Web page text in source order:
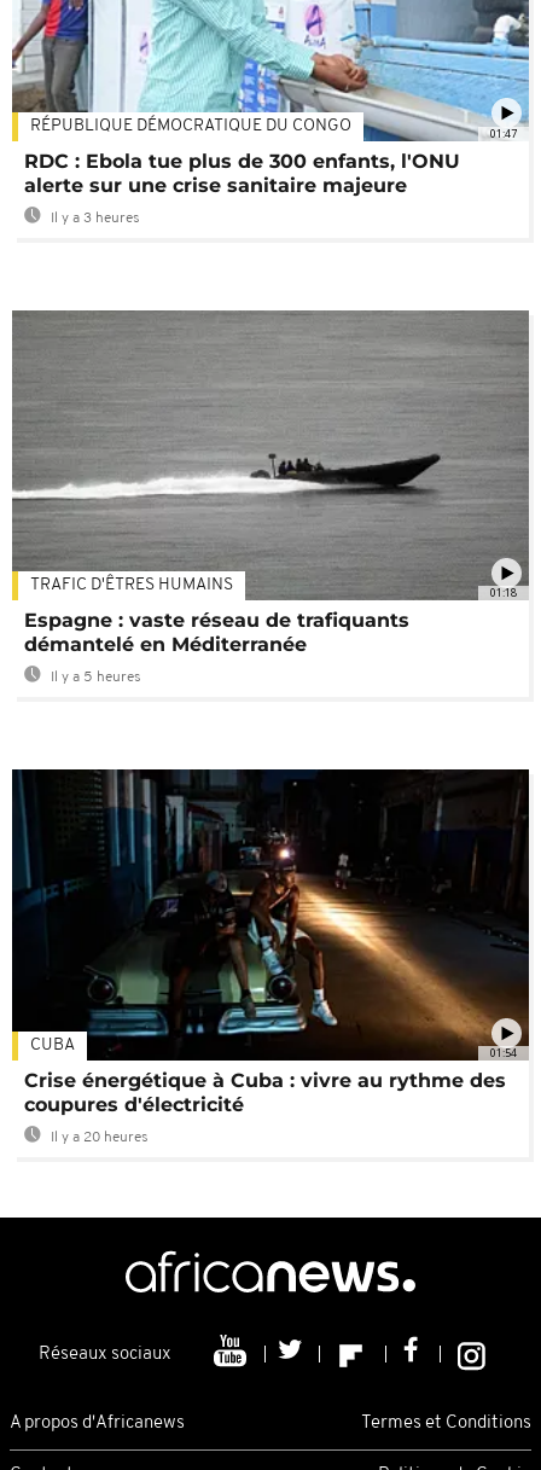
01:47
RÉPUBLIQUE DÉMOCRATIQUE DU CONGO
RDC : Ebola tue plus de 300 enfants, l'ONU
alerte sur une crise sanitaire majeure
Il y a 3 heures
01:18
TRAFIC D'ÊTRES HUMAINS
Espagne : vaste réseau de trafiquants
démantelé en Méditerranée
Il y a 5 heures
01:54
CUBA
Crise énergétique à Cuba : vivre au rythme des
coupures d'électricité
Il y a 20 heures
Réseaux sociaux
A propos d'Africanews Termes et Conditions